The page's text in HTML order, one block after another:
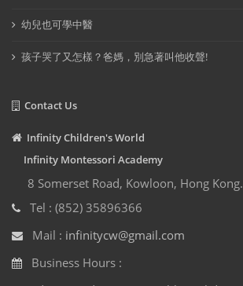
幼兒也可學中醫
孩子哭了又怎樣？爸媽，別急著叫他收聲!
Contact Us
Infinity Children's World
Infinity Montessori Academy
8 Somerset Road, Kowloon, Hong Kong.
Tel : (852) 35896366
Mail : infinitycw@gmail.com
Business Hours :